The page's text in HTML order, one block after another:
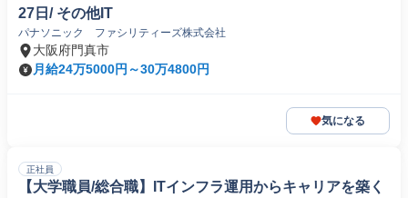
27日/ その他IT
パナソニック ファシリティーズ株式会社
大阪府門真市
月給24万5000円～30万4800円
気になる
正社員
【大学職員/総合職】ITインフラ運用からキャリアを築く